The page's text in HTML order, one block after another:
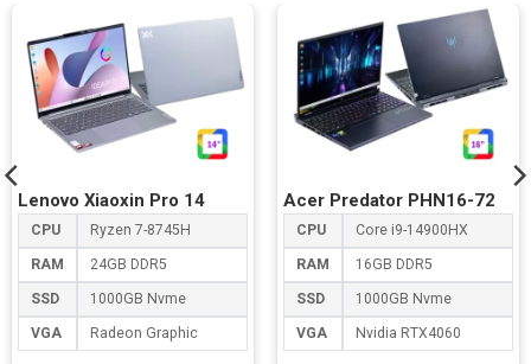
Lenovo Xiaoxin Pro 14
CPU Ryzen 7-8745H
RAM 24GB DDR5
SSD 1000GB Nvme
VGA Radeon Graphic
Acer Predator PHN16-72
CPU Core i9-14900HX
RAM 16GB DDR5
SSD 1000GB Nvme
VGA Nvidia RTX4060